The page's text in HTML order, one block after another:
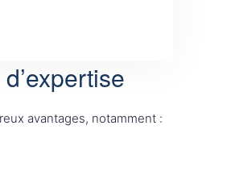
avantages, notamment :